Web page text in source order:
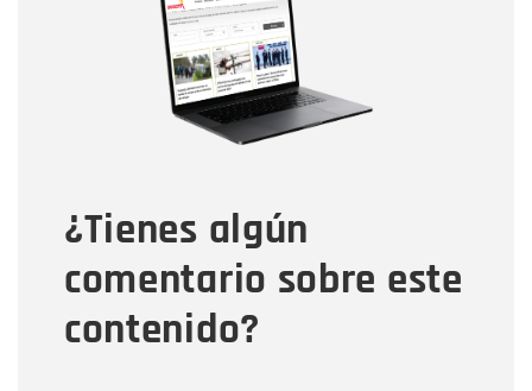
¿Tienes algún
comentario sobre este
contenido?
Correo electrónico
Tipo de comentario
Mensaje